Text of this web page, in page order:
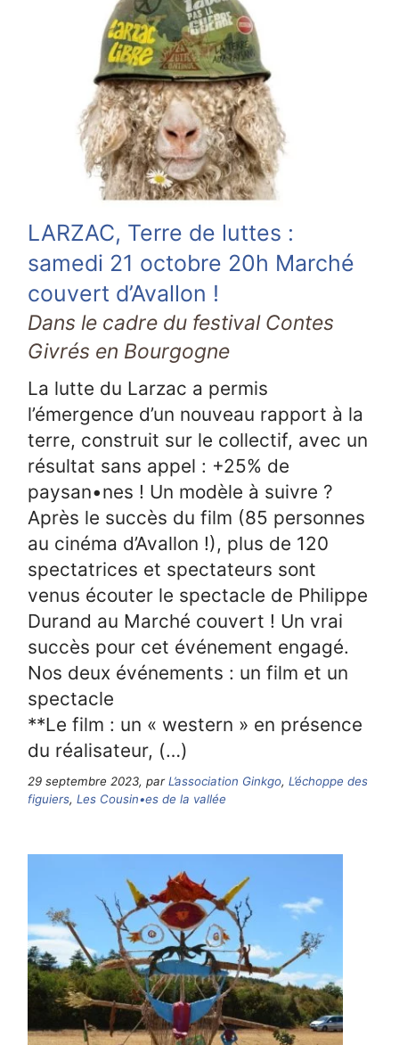
LARZAC, Terre de luttes :
samedi 21 octobre 20h Marché
couvert d’Avallon !
Dans le cadre du festival Contes
Givrés en Bourgogne
La lutte du Larzac a permis
l’émergence d’un nouveau rapport à la
terre, construit sur le collectif, avec un
résultat sans appel : +25% de
paysan•nes ! Un modèle à suivre ?
Après le succès du film (85 personnes
au cinéma d’Avallon !), plus de 120
spectatrices et spectateurs sont
venus écouter le spectacle de Philippe
Durand au Marché couvert ! Un vrai
succès pour cet événement engagé.
Nos deux événements : un film et un
spectacle
**Le film : un « western » en présence
du réalisateur, (…)
29 septembre 2023, parL’association Ginkgo,L’échoppe des
figuiers,Les Cousin•es de la vallée